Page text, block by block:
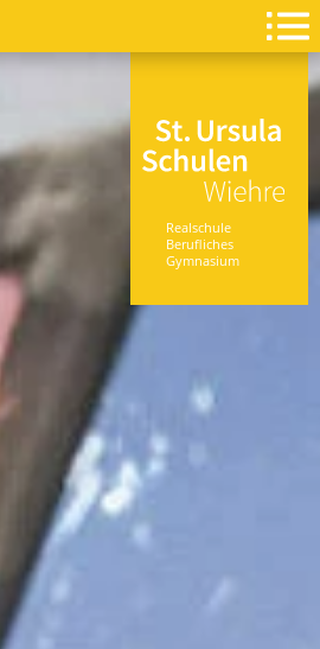
Realschule
Berufliches
Gymnasium